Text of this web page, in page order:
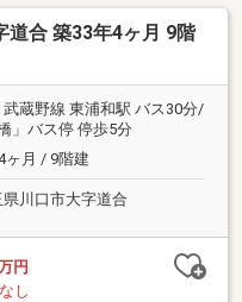
道合 築33年4ヶ月 9階
武蔵野線 東浦和駅 バス30分/
」バス停 停歩5分
ヶ月 / 9階建
県川口市大字道合
円
し